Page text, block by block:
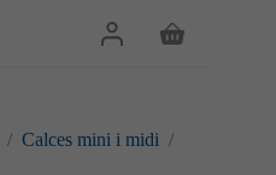
Cistella
/ Calces mini i midi /